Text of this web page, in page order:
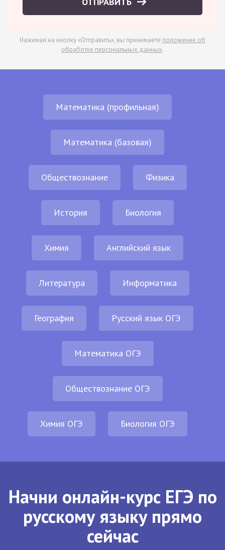
Нажимая на кнопку «Отправить», вы принимаете положение об
обработке персональных данных.
Математика (профильная)
Математика (базовая)
Обществознание Физика
История Биология
Химия Английский язык
Литература Информатика
География Русский язык ОГЭ
Математика ОГЭ
Обществознание ОГЭ
Химия ОГЭ Биология ОГЭ
Начни онлайн-курс ЕГЭ по
русскому языку прямо
сейчас